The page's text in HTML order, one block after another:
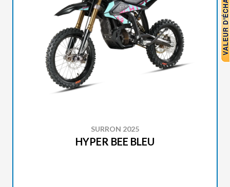
SURRON 2025
HYPER BEE BLEU